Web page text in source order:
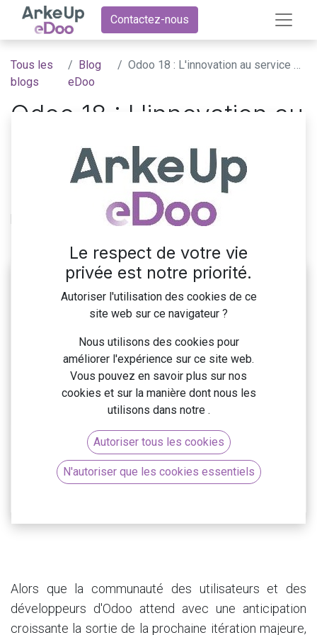
Contactez-nous
Tous les
blogs
Blog
eDoo
Odoo 18 : L'innovation au service de votre entreprise
Odoo 18 : L'innovation au
service de votre
entreprise
Découvrez les nouvelles fonctionnalités de la
prochaine version du logiciel Odoo
2 juillet 2024 ArkeUp eDoo
Alors que la communauté des utilisateurs et des
développeurs d'Odoo attend avec une anticipation
croissante la sortie de la prochaine itération majeure,
Le respect de votre vie
privée est notre priorité.
Autoriser l'utilisation des cookies de ce
site web sur ce navigateur ?
Nous utilisons des cookies pour
améliorer l'expérience sur ce site web.
Vous pouvez en savoir plus sur nos
cookies et sur la manière dont nous les
utilisons dans notre .
Autoriser tous les cookies
N'autoriser que les cookies essentiels